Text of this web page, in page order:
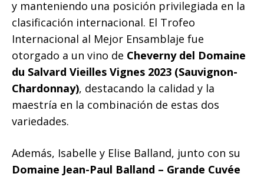
y manteniendo una posición privilegiada en la
clasificación internacional. El Trofeo
Internacional al Mejor Ensamblaje fue
otorgado a un vino de Cheverny del Domaine
du Salvard Vieilles Vignes 2023 (Sauvignon-
Chardonnay), destacando la calidad y la
maestría en la combinación de estas dos
variedades.
Además, Isabelle y Elise Balland, junto con su
Domaine Jean-Paul Balland – Grande Cuvée